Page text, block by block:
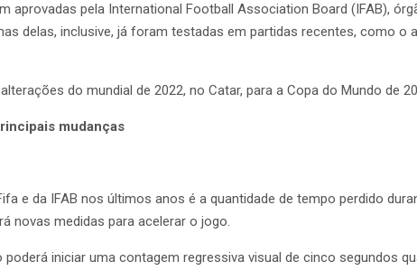
aprovadas pela International Football Association Board (IFAB),
delas, inclusive, já foram testadas em partidas recentes, como o
do mundial de 2022, no Catar, para a Copa do Mundo de
mudanças
e da IFAB nos últimos anos é a quantidade de tempo perdido
novas medidas para acelerar o jogo.
iniciar uma contagem regressiva visual de cinco segundos